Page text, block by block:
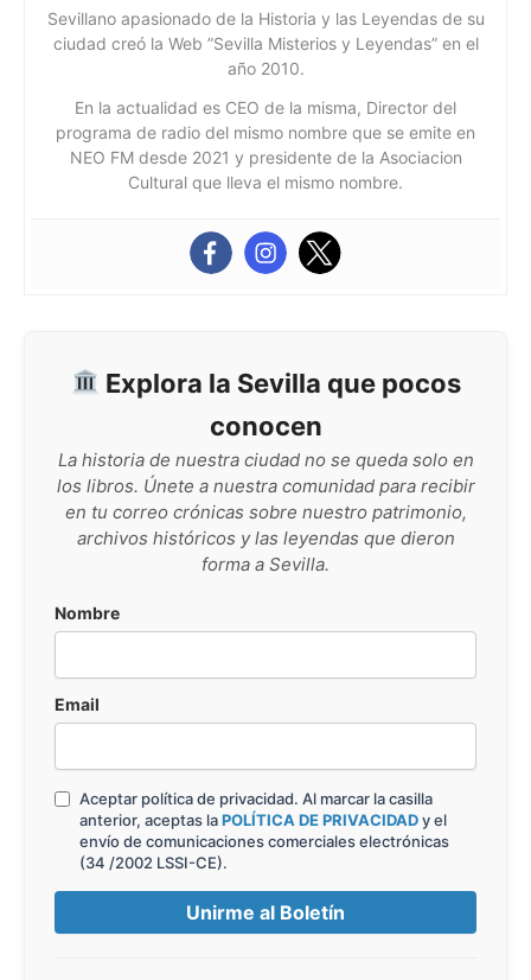
Sevillano apasionado de la Historia y las Leyendas de su
ciudad creó la Web ”Sevilla Misterios y Leyendas” en el
año 2010.
En la actualidad es CEO de la misma, Director del
programa de radio del mismo nombre que se emite en
NEO FM desde 2021 y presidente de la Asociacion
Cultural que lleva el mismo nombre.
Explora la Sevilla que pocos
conocen
La historia de nuestra ciudad no se queda solo en
los libros. Únete a nuestra comunidad para recibir
en tu correo crónicas sobre nuestro patrimonio,
archivos históricos y las leyendas que dieron
forma a Sevilla.
Nombre
Email
Aceptar política de privacidad. Al marcar la casilla
anterior, aceptas laPOLÍTICA DE PRIVACIDADy el
envío de comunicaciones comerciales electrónicas
(34 /2002 LSSI-CE).